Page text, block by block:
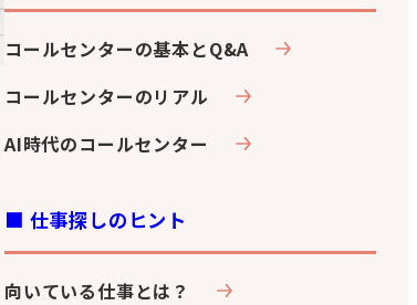
コールセンターの基本とQ&A
コールセンターのリアル
AI時代のコールセンター
■ 仕事探しのヒント
向いている仕事とは？